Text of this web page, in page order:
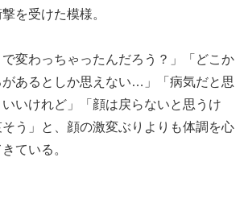
を受けた模様。
で変わっちゃったんだろう？」「どこか
あるとしか思えない…」「病気だと思
いけれど」「顔は戻らないと思うけ
う」と、顔の激変ぶりよりも体調を心
ている。